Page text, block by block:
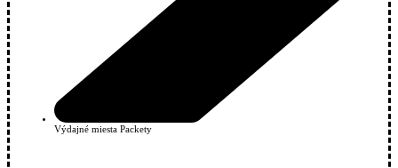
Výdajné miesta Packety